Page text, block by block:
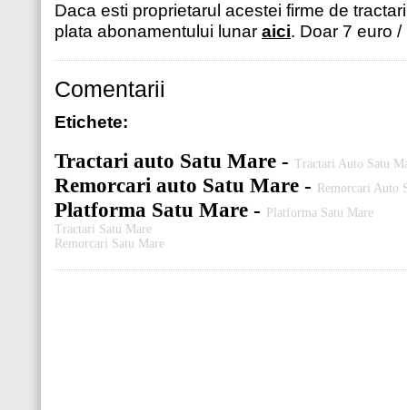
Daca esti proprietarul acestei firme de
plata abonamentului lunar aici. Doar 7 euro /
Comentarii
Etichete:
Tractari auto Satu Mare - Tractari Auto Satu
Remorcari auto Satu Mare - Remorcari Auto
Platforma Satu Mare -
Platforma Satu Mare
Tractari Satu Mare
Remorcari Satu Mare